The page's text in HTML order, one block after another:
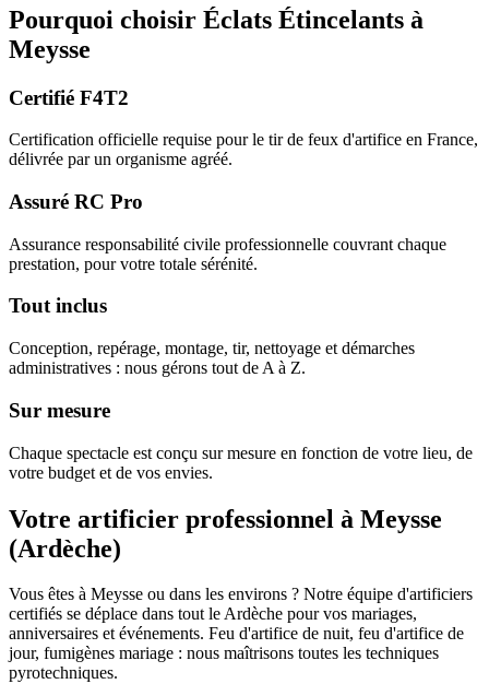
Pourquoi choisir Éclats Étincelants à
Meysse
Certifié F4T2
Certification officielle requise pour le tir de feux d'artifice en France,
délivrée par un organisme agréé.
Assuré RC Pro
Assurance responsabilité civile professionnelle couvrant chaque
prestation, pour votre totale sérénité.
Tout inclus
Conception, repérage, montage, tir, nettoyage et démarches
administratives : nous gérons tout de A à Z.
Sur mesure
Chaque spectacle est conçu sur mesure en fonction de votre lieu, de
votre budget et de vos envies.
Votre artificier professionnel à Meysse
(Ardèche)
Vous êtes à Meysse ou dans les environs ? Notre équipe d'artificiers
certifiés se déplace dans tout le Ardèche pour vos mariages,
anniversaires et événements. Feu d'artifice de nuit, feu d'artifice de
jour, fumigènes mariage : nous maîtrisons toutes les techniques
pyrotechniques.